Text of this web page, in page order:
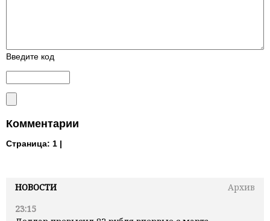
НОВОСТИ
Архив
23:15
Введите код
Комментарии
Страница: 1 |